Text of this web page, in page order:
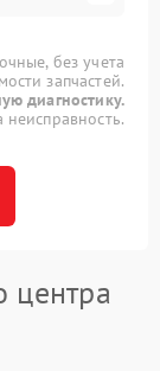
без учета
запчастей.
диагностику.
центра